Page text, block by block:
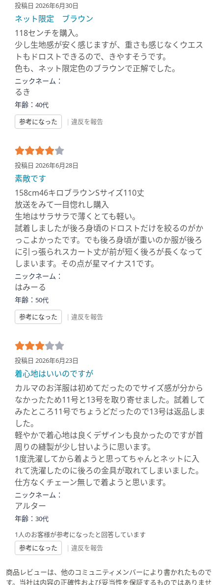
投稿日 2026年6月30日
ネット限定 ブラウン
118センチを購入。
少し生地感が安く感じますが、重さも感じなくウエス
トもドロストできるので、きやすそうです。
色も、ネット限定色のブラウンで正解でした。
ニックネーム：
るき
年齢： 40代
参考になった
| 違反を報告
投稿日 2026年6月28日
素敵です
158cm46キロブラウンSサイズ110丈
放送をみて一目惚れし購入
生地はサラサラで薄くとても軽い。
試着しましたが後ろ身頃のドロストだけを絞るのがか
っこよかったです。でも後ろ身頃が重いのか服が後ろ
に引っ張られスカート丈が前が短く後ろが長くなって
しまいます。その点が星マイナス1です。
ニックネーム：
はみーる
年齢： 50代
参考になった
| 違反を報告
投稿日 2026年6月23日
着心地はいいのですが
カルマのお洋服は初めてだったのでサイズ感が分から
なかったため11号と13号を取り寄せました。試着して
みたところ11号でちょうどだったので13号は返品しま
した。
軽やかで着心地は良くデザインも良かったのですが首
周りの縫製が少し甘いように思います。
1度洗濯してから着ようと思ってちゃんとネットに入
れて洗濯したのに後ろの金具が取れてしまいました。
仕方なくチェーン無しで着ようと思います。
ニックネーム：
アルター
年齢： 30代
1人のお客様が参考になったと回答しています
参考になった
| 違反を報告
商品レビューは、他のコミュニティメンバーにより書かれたもので
す。当社は内容の正確性および妥当性を保証するものではありませ